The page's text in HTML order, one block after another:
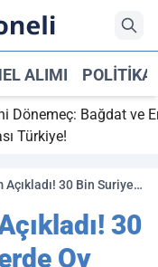
ALIMI POLITIKA
Bağdat ve Erbil
Açıkladı! 30 Bin Suriyeli
30
Oy